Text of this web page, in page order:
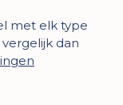
met elk type
dan